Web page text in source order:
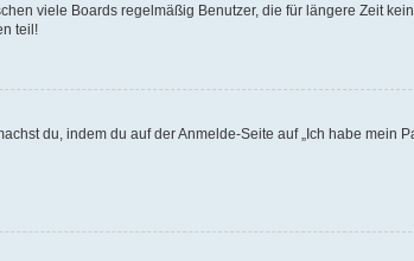
viele Boards regelmäßig Benutzer, die für längere Zeit
teil!
du, indem du auf der Anmelde-Seite auf „Ich habe mein